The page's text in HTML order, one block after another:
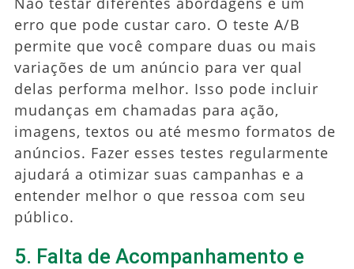
erro que pode custar caro. O teste A/B
permite que você compare duas ou mais
variações de um anúncio para ver qual
delas performa melhor. Isso pode incluir
mudanças em chamadas para ação,
imagens, textos ou até mesmo formatos de
anúncios. Fazer esses testes regularmente
ajudará a otimizar suas campanhas e a
entender melhor o que ressoa com seu
público.
5. Falta de Acompanhamento e